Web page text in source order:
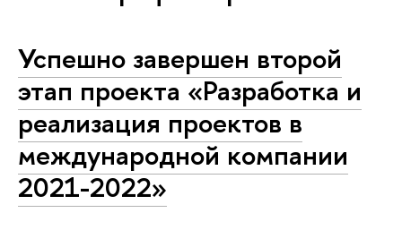
Успешно завершен второй
этап проекта «Разработка и
реализация проектов в
международной компании
2021-2022»